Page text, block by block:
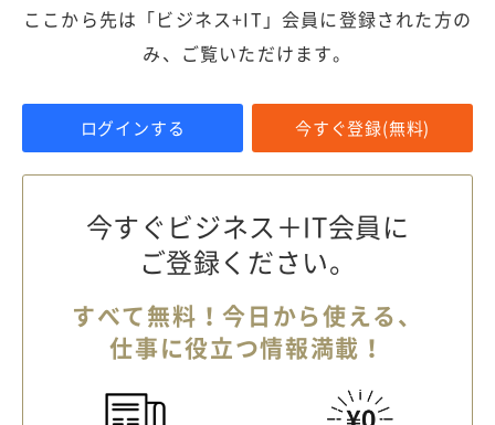
ここから先は「ビジネス+IT」会員に登録された方の
み、ご覧いただけます。
ログインする 今すぐ登録(無料)
今すぐビジネス＋IT会員に
ご登録ください。
すべて無料！今日から使える、
仕事に役立つ情報満載！